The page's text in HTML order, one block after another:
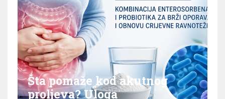
Šta pomaže kod akutnog
proljeva? Uloga